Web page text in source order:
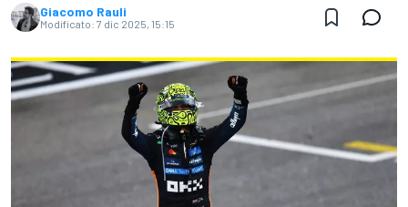
Giacomo Rauli
Modificato: 7 dic 2025, 15:15